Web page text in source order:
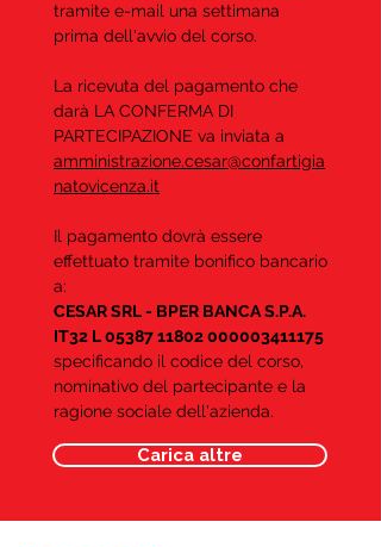
tramite e-mail una settimana
prima dell'avvio del corso.
La ricevuta del pagamento che
darà LA CONFERMA DI
PARTECIPAZIONE va inviata a
amministrazione.cesar@confartigia
natovicenza.it
Il pagamento dovrà essere
effettuato tramite bonifico bancario
a:
CESAR SRL - BPER BANCA S.P.A.
IT32 L05387 11802000003411175
specificando il codice del corso,
nominativo del partecipante e la
ragione sociale dell'azienda.
Carica altre